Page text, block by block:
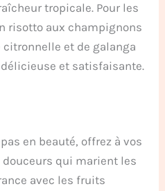
tropicale. Pour les
risotto aux champignons
et de galanga
et satisfaisante.
en beauté, offrez à vos
qui marient les
avec les fruits